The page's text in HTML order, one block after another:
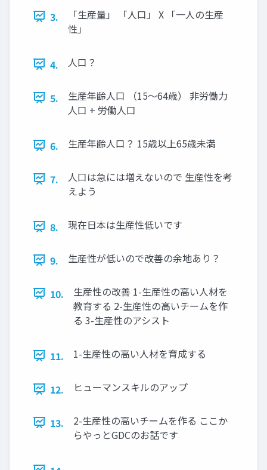
3.
「生産量」 「人口」 X 「一人の生産
性」
4. 人口？
5.
生産年齢人口 （15～64歳） 非労働力
人口 + 労働人口
6. 生産年齢人口？ 15歳以上65歳未満
7.
人口は急には増えないので 生産性を考
えよう
8. 現在日本は生産性低いです
9. 生産性が低いので改善の余地あり？
10.
生産性の改善 1-生産性の高い人材を
教育する 2-生産性の高いチームを作
る 3-生産性のアシスト
11. 1-生産性の高い人材を育成する
12. ヒューマンスキルのアップ
13.
2-生産性の高いチームを作る ここか
らやっとGDCのお話です